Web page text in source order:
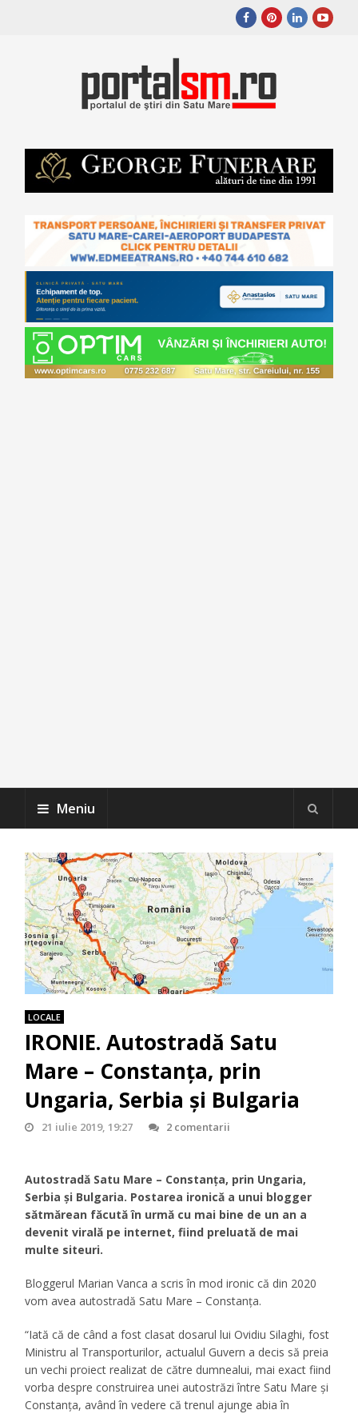
Meniu
LOCALE
IRONIE. Autostradă Satu
Mare – Constanţa, prin
Ungaria, Serbia şi Bulgaria
21 iulie 2019, 19:27 2 comentarii
Autostradă Satu Mare – Constanţa, prin Ungaria,
Serbia şi Bulgaria. Postarea ironică a unui blogger
sătmărean făcută în urmă cu mai bine de un an a
devenit virală pe internet, fiind preluată de mai
multe siteuri.
Bloggerul Marian Vanca a scris în mod ironic că din 2020
vom avea autostradă Satu Mare – Constanţa.
“Iată că de când a fost clasat dosarul lui Ovidiu Silaghi, fost
Ministru al Transporturilor, actualul Guvern a decis să preia
un vechi proiect realizat de către dumnealui, mai exact fiind
vorba despre construirea unei autostrăzi între Satu Mare și
Constanța, având în vedere că trenul ajunge abia în